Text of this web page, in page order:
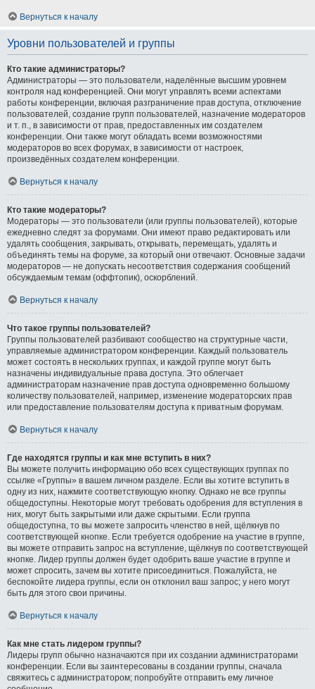
Вернуться к началу
Уровни пользователей и группы
Кто такие администраторы?
Администраторы — это пользователи, наделённые высшим уровнем
контроля над конференцией. Они могут управлять всеми аспектами
работы конференции, включая разграничение прав доступа, отключение
пользователей, создание групп пользователей, назначение модераторов
и т. п., в зависимости от прав, предоставленных им создателем
конференции. Они также могут обладать всеми возможностями
модераторов во всех форумах, в зависимости от настроек,
произведённых создателем конференции.
Вернуться к началу
Кто такие модераторы?
Модераторы — это пользователи (или группы пользователей), которые
ежедневно следят за форумами. Они имеют право редактировать или
удалять сообщения, закрывать, открывать, перемещать, удалять и
объединять темы на форуме, за который они отвечают. Основные задачи
модераторов — не допускать несоответствия содержания сообщений
обсуждаемым темам (оффтопик), оскорблений.
Вернуться к началу
Что такое группы пользователей?
Группы пользователей разбивают сообщество на структурные части,
управляемые администратором конференции. Каждый пользователь
может состоять в нескольких группах, и каждой группе могут быть
назначены индивидуальные права доступа. Это облегчает
администраторам назначение прав доступа одновременно большому
количеству пользователей, например, изменение модераторских прав
или предоставление пользователям доступа к приватным форумам.
Вернуться к началу
Где находятся группы и как мне вступить в них?
Вы можете получить информацию обо всех существующих группах по
ссылке «Группы» в вашем личном разделе. Если вы хотите вступить в
одну из них, нажмите соответствующую кнопку. Однако не все группы
общедоступны. Некоторые могут требовать одобрения для вступления в
них, могут быть закрытыми или даже скрытыми. Если группа
общедоступна, то вы можете запросить членство в ней, щёлкнув по
соответствующей кнопке. Если требуется одобрение на участие в группе,
вы можете отправить запрос на вступление, щёлкнув по соответствующей
кнопке. Лидер группы должен будет одобрить ваше участие в группе и
может спросить, зачем вы хотите присоединиться. Пожалуйста, не
беспокойте лидера группы, если он отклонил ваш запрос; у него могут
быть для этого свои причины.
Вернуться к началу
Как мне стать лидером группы?
Лидеры групп обычно назначаются при их создании администраторами
конференции. Если вы заинтересованы в создании группы, сначала
свяжитесь с администратором; попробуйте отправить ему личное